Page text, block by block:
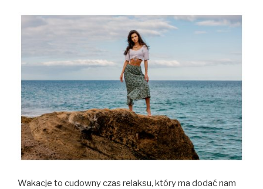
Wakacje to cudowny czas relaksu, który ma dodać nam